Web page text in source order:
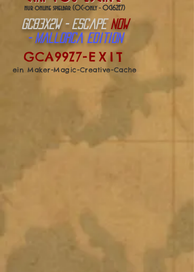
nur online spielbar(OC-only - OC162E7)
GC83X2W - escape NOW
- Mallorca Edition
GCA99Z7-EXIT
ein Maker-Magic-Creative-Cache